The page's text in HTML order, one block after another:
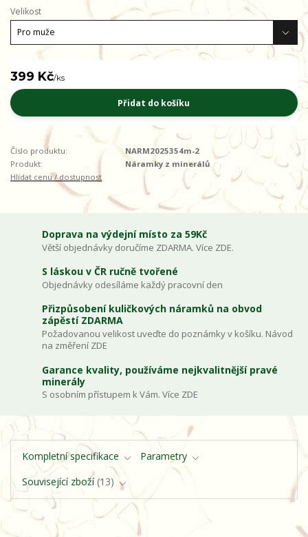
Velikost
399 Kč/ks
Přidat do košíku
Číslo produktu:
NARM2025354m-2
Produkt:
Náramky z minerálů
Hlídat cenu / dostupnost
Doprava na výdejní místo za 59Kč
Větší objednávky doručíme ZDARMA. Více ZDE.
S láskou v ČR ručně tvořené
Objednávky odesíláme každý pracovní den
Přizpůsobení kuličkových náramků na obvod
zápěstí ZDARMA
Požadovanou velikost uveďte do poznámky v košíku. Návod
na změření ZDE
Garance kvality, používáme nejkvalitnější pravé
minerály
S osobním přístupem k Vám. Více ZDE
Kompletní specifikace
Parametry
Související zboží 13